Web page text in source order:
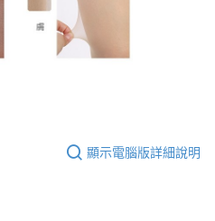
顯示電腦版詳細說明